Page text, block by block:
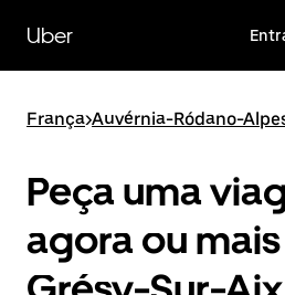
para
conteúdo
Uber
França>Auvérnia-Ródano-
Peça uma
agora ou